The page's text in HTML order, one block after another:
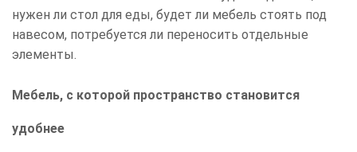
нужен ли стол для еды, будет ли мебель стоять под
навесом, потребуется ли переносить отдельные
элементы.
Мебель, с которой пространство становится
удобнее